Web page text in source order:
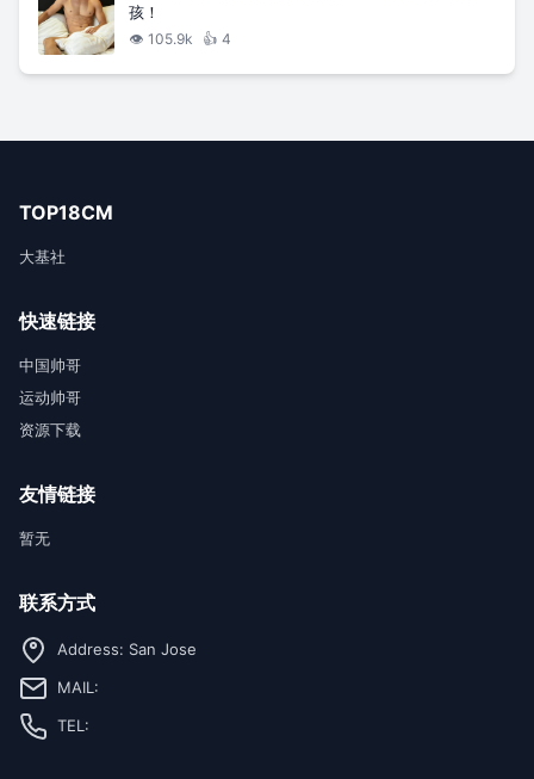
孩！
👁️ 105.9k 👍 4
TOP18CM
大基社
快速链接
中国帅哥
运动帅哥
资源下载
友情链接
暂无
联系方式
Address: San Jose
MAIL:
TEL: